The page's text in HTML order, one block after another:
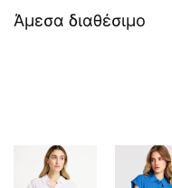
Άμεσα διαθέσιμο